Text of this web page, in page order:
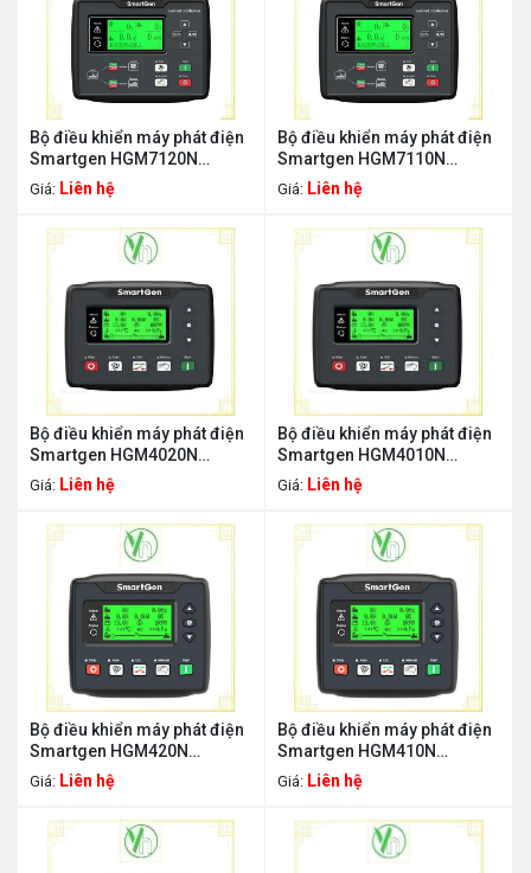
Bộ điều khiển máy phát điện
Smartgen HGM7120N
SMARTGEN HGM7120N
Giá: Liên hệ
Bộ điều khiển máy phát điện
Smartgen HGM7110N
SMARTGEN HGM7110N
Giá: Liên hệ
Bộ điều khiển máy phát điện
Smartgen HGM4020N
SMARTGEN HGM4020N
Giá: Liên hệ
Bộ điều khiển máy phát điện
Smartgen HGM4010N
SMARTGEN HGM4010N
Giá: Liên hệ
Bộ điều khiển máy phát điện
Smartgen HGM420N
SMARTGEN HGM420N
Giá: Liên hệ
Bộ điều khiển máy phát điện
Smartgen HGM410N
SMARTGEN HGM410N
Giá: Liên hệ